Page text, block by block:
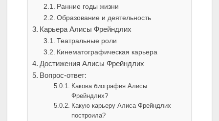
Ранние годы жизни
Образование и деятельность
Карьера Алисы Фрейндлих
Театральные роли
Кинематографическая карьера
Достижения Алисы Фрейндлих
Вопрос-ответ:
Какова биография Алисы
Фрейндлих?
Какую карьеру Алиса Фрейндлих
построила?